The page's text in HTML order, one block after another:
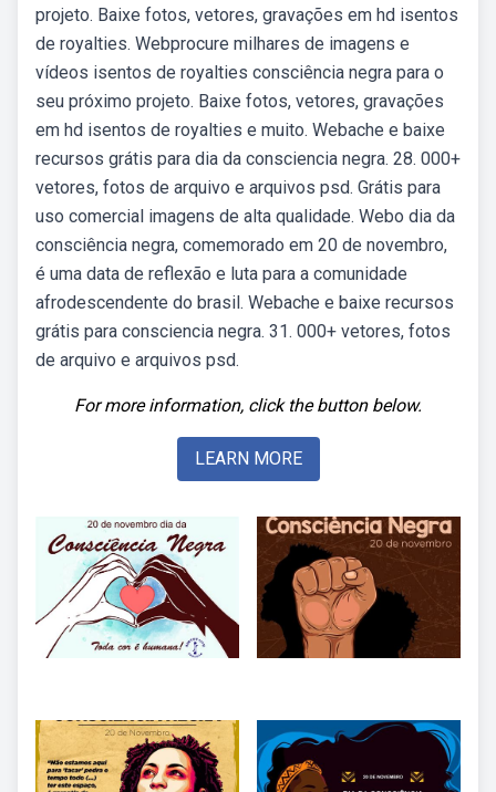
projeto. Baixe fotos, vetores, gravações em hd isentos
de royalties. Webprocure milhares de imagens e
vídeos isentos de royalties consciência negra para o
seu próximo projeto. Baixe fotos, vetores, gravações
em hd isentos de royalties e muito. Webache e baixe
recursos grátis para dia da consciencia negra. 28. 000+
vetores, fotos de arquivo e arquivos psd. Grátis para
uso comercial imagens de alta qualidade. Webo dia da
consciência negra, comemorado em 20 de novembro,
é uma data de reflexão e luta para a comunidade
afrodescendente do brasil. Webache e baixe recursos
grátis para consciencia negra. 31. 000+ vetores, fotos
de arquivo e arquivos psd.
For more information, click the button below.
LEARN MORE